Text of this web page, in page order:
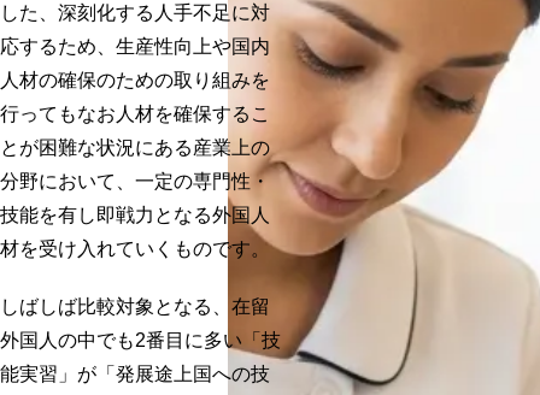
した、深刻化する人手不足に対
応するため、生産性向上や国内
人材の確保のための取り組みを
行ってもなお人材を確保するこ
とが困難な状況にある産業上の
分野において、 一定の専門性・
技能を有し即戦力となる外国人
材を受け入れていく ものです。
しばしば比較対象となる、在留
外国人の中でも2番目に多い「技
能実習」が「発展途上国への技